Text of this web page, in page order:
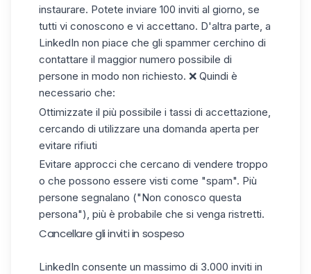
instaurare. Potete inviare 100 inviti al giorno, se
tutti vi conoscono e vi accettano. D'altra parte, a
LinkedIn non piace che gli spammer cerchino di
contattare il maggior numero possibile di
persone in modo non richiesto. ❌ Quindi è
necessario che:
Ottimizzate il più possibile i tassi di accettazione,
cercando di utilizzare una domanda aperta per
evitare rifiuti
Evitare approcci che cercano di vendere troppo
o che possono essere visti come "spam". Più
persone segnalano ("Non conosco questa
persona"), più è probabile che si venga ristretti.
Cancellare gli inviti in sospeso
LinkedIn consente un massimo di 3.000 inviti in